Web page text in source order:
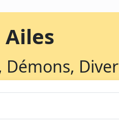
Ailes